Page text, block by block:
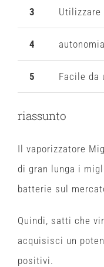
3 Utilizzare
4 autonomia
5 Facile da
riassunto
Il vaporizzatore
di gran lunga i
batterie sul
Quindi, satti che
acquisisci un
positivi.